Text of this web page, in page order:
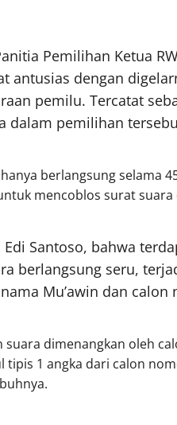
Pemilihan Ketua
antusias dengan
pemilu. Tercatat
dalam pemilihan
berlangsung selama
mencoblos surat suara
Santoso, bahwa
berlangsung seru,
Mu’awin dan
suara dimenangkan oleh
tipis 1 angka dari calon